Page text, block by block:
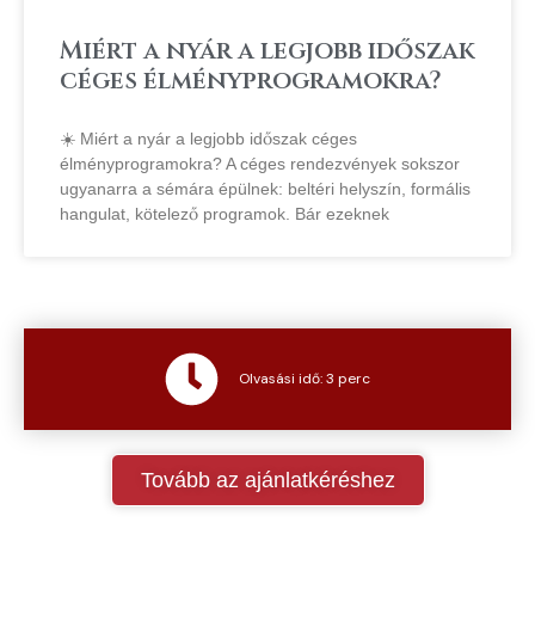
Miért a nyár a legjobb időszak
céges élményprogramokra?
☀️ Miért a nyár a legjobb időszak céges
élményprogramokra? A céges rendezvények sokszor
ugyanarra a sémára épülnek: beltéri helyszín, formális
hangulat, kötelező programok. Bár ezeknek
Olvasási idő: 3 perc
Tovább az ajánlatkéréshez